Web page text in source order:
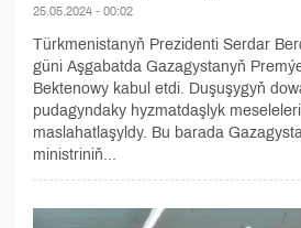
25.05.2024 - 00:02
Türkmenistanyň Prezidenti Serdar
güni Aşgabatda Gazagystanyň
Bektenowy kabul etdi. Duşuşygyň
pudagyndaky hyzmatdaşlyk
maslahatlaşyldy. Bu barada
ministriniň...